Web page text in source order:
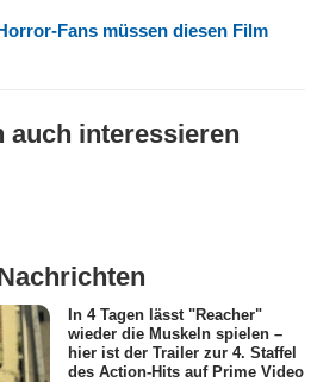
Fans müssen diesen Film
auch interessieren
In 4 Tagen lässt "Reacher"
wieder die Muskeln spielen –
hier ist der Trailer zur 4. Staffel
des Action-Hits auf Prime Video